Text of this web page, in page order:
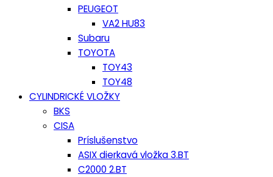
PEUGEOT
VA2 HU83
Subaru
TOYOTA
TOY43
TOY48
CYLINDRICKÉ VLOŽKY
BKS
CISA
Príslušenstvo
ASIX dierkavá vložka 3.BT
C2000 2.BT